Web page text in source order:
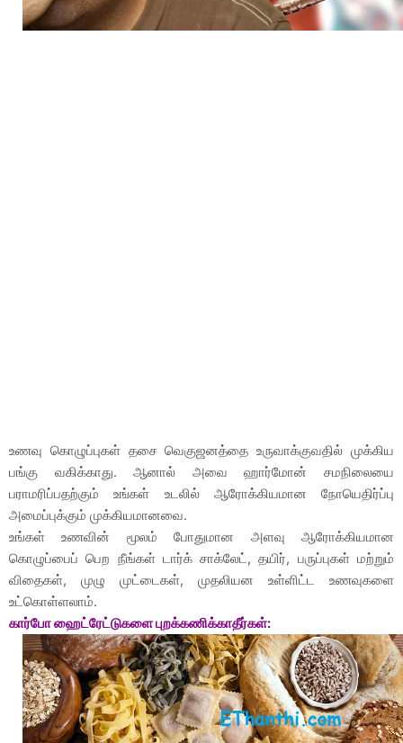
உணவு கொழுப்புகள் தசை வெகுஜனத்தை உருவாக்குவதில் முக்கிய
பங்கு வகிக்காது. ஆனால் அவை ஹார்மோன் சமநிலையை
பராமரிப்பதற்கும் உங்கள் உடலில் ஆரோக்கியமான நோயெதிர்ப்பு
அமைப்புக்கும் முக்கியமானவை.
உங்கள் உணவின் மூலம் போதுமான அளவு ஆரோக்கியமான
கொழுப்பைப் பெற நீங்கள் டார்க் சாக்லேட், தயிர், பருப்புகள் மற்றும்
விதைகள், முழு முட்டைகள், முதலியன உள்ளிட்ட உணவுகளை
உட்கொள்ளலாம்.
கார்போ ஹைட்ரேட்டுகளை புறக்கணிக்காதீர்கள்: